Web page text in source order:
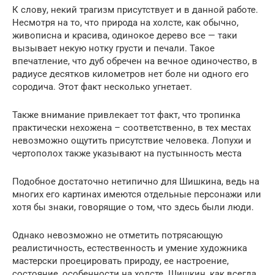
К слову, некий трагизм присутствует и в данной работе.
Несмотря на то, что природа на холсте, как обычно,
живописна и красива, одинокое дерево все — таки
вызывает некую нотку грусти и печали. Такое
впечатление, что дуб обречен на вечное одиночество, в
радиусе десятков километров нет боле ни одного его
сородича. Этот факт несколько угнетает.
Также внимание привлекает тот факт, что тропинка
практически нехожена – соответственно, в тех местах
невозможно ощутить присутствие человека. Лопухи и
чертополох также указывают на пустынность места
Подобное достаточно нетипично для Шишкина, ведь на
многих его картинах имеются отдельные персонажи или
хотя бы знаки, говорящие о том, что здесь были люди.
Однако невозможно не отметить потрясающую
реалистичность, естественность и умение художника
мастерски проецировать природу, ее настроение,